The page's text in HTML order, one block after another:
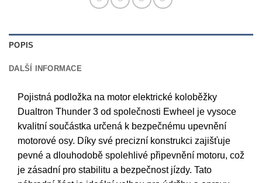
POPIS
DALŠÍ INFORMACE
Pojistná podložka na motor elektrické koloběžky
Dualtron Thunder 3 od společnosti Ewheel je vysoce
kvalitní součástka určená k bezpečnému upevnění
motorové osy. Díky své precizní konstrukci zajišťuje
pevné a dlouhodobě spolehlivé připevnění motoru, což
je zásadní pro stabilitu a bezpečnost jízdy. Tato